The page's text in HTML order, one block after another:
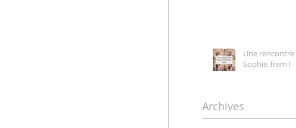
Une rencontre
Sophie Trem !
Archives